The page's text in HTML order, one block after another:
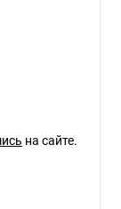
на сайте.